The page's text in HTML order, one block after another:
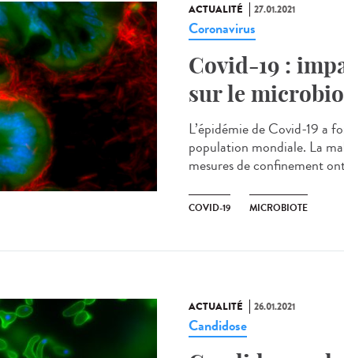
ACTUALITÉ 27.01.2021
Coronavirus
Covid-19 :
sur le
L’épidémie de Covid-19 a
population mondiale. La
mesures de confinement
COVID-19 MICROBIOTE
ACTUALITÉ 26.01.2021
Candidose